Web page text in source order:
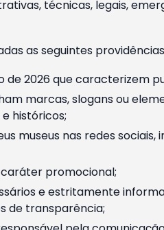
técnicas, legais,
as seguintes
2026 que caracterizem
marcas, slogans ou
históricos;
museus nas redes
promocional;
e estritamente
de transparência;